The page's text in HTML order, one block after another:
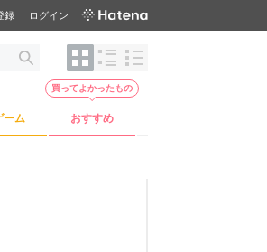
録 ログイン
ーム おすすめ
買ってよかったもの